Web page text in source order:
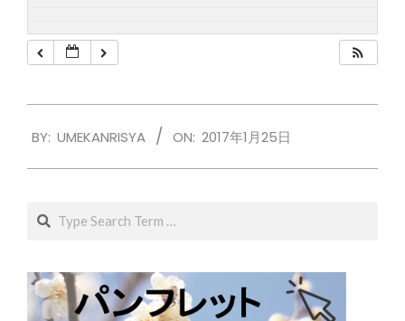
01-
BY: UMEKANRISYA ON: 2017年1月25日
Search